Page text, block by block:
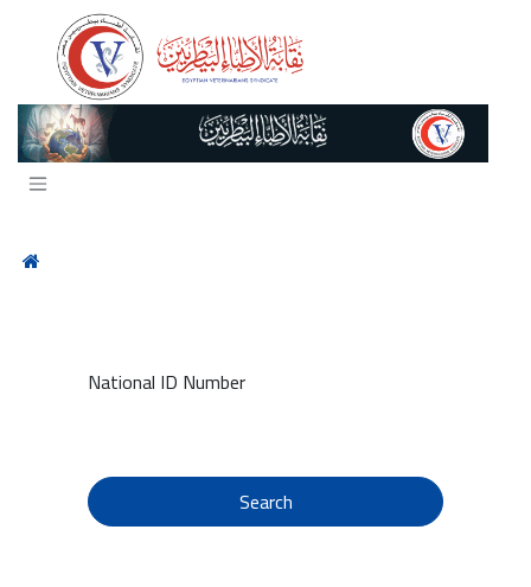
Skip to Content
National ID Number
Search